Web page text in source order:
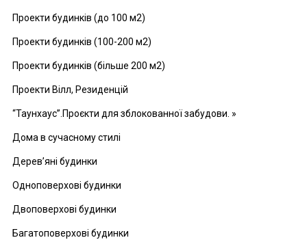
Проекти будинків (до 100 м2)
Проекти будинків (100-200 м2)
Проекти будинків (більше 200 м2)
Проекти Вілл, Резиденцій
“Таунхаус”.Проєкти для зблокованної забудови. »
Дома в сучасному стилі
Дерев’яні будинки
Одноповерхові будинки
Двоповерхові будинки
Багатоповерхові будинки